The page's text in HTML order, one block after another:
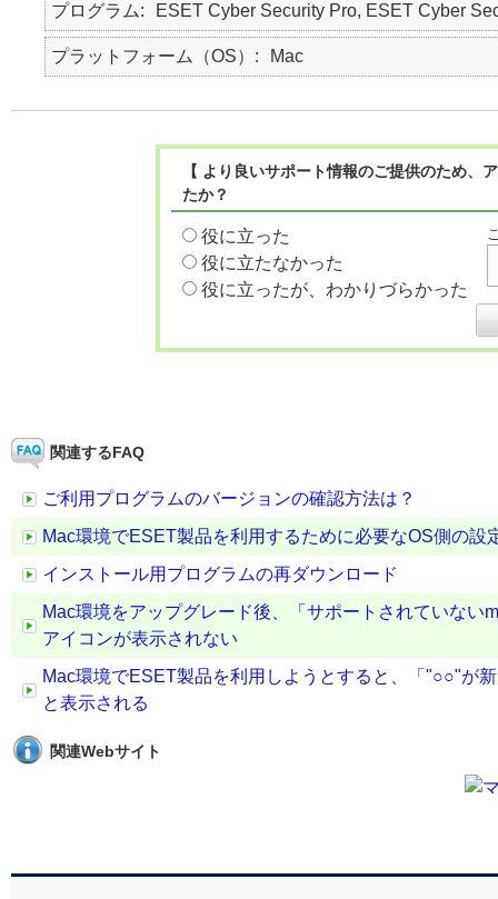
プログラム ESET Cyber Security Pro, ESET Cyber
プラットフォーム（OS） Mac
【 より良いサポート情報のご提供のため
たか？
役に立った
役に立たなかった
役に立ったが、わかりづらかった
関連するFAQ
ご利用プログラムのバージョンの確認方法は？
Mac環境でESET製品を利用するために必要なOS側の設
インストール用プログラムの再ダウンロード
Mac環境をアップグレード後、「サポートされていな
アイコンが表示されない
Mac環境でESET製品を利用しようとすると、「"○○"が
と表示される
関連Webサイト